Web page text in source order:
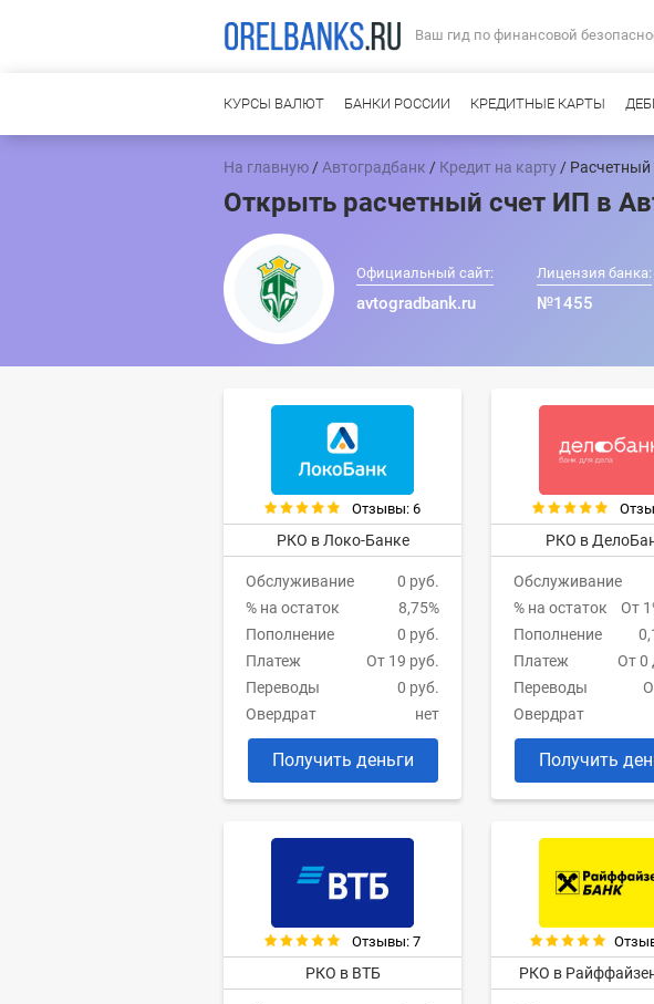
Ваш гид по финансовой
КУРСЫ ВАЛЮТ БАНКИ РОССИИ КРЕДИТНЫЕ КАРТЫ
На главную /Автоградбанк / Кредит на карту / Расчетный
Открыть расчетный счет ИП в
Официальный сайт:
avtogradbank.ru
Лицензия банка:
№1455
Отзывы: 6
РКО в Локо-Банке
Обслуживание
0 руб.
% на остаток
8,75%
Пополнение
0 руб.
Платеж
От 19 руб.
Переводы
0 руб.
Овердрат
нет
Получить деньги
РКО в
Обслуживание
% на остаток
От
Пополнение
Платеж
От 0
Переводы
Овердрат
Получить
Отзывы: 7
РКО в ВТБ РКО в